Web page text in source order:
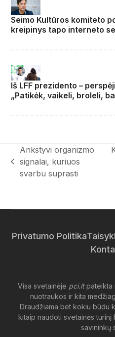
Seimo Kultūros komiteto
kreipinys tapo interneto
Iš LFF prezidento –
„Patikėk, vaikeli, broleli,
previous
post:
Ankstyvi organizmo
signalai, kuriuos
svarbu suprasti
Privatumo Politika
Visa svetainėje pci.ltpateikta
nuotraukos ir kita
Draudžiama bet kokiu būdu
kitaip naudoti svetainės turinį
savininkų